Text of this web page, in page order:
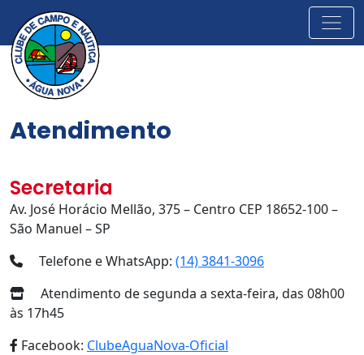
Atendimento
Secretaria
Av. José Horácio Mellão, 375 – Centro CEP 18652-100 –
São Manuel – SP
Telefone e WhatsApp: (14) 3841-3096
Atendimento de segunda a sexta-feira, das 08h00
às 17h45
Facebook: ClubeAguaNova-Oficial